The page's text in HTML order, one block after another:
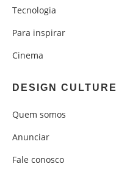
Tecnologia
Para inspirar
Cinema
DESIGN CULTURE
Quem somos
Anunciar
Fale conosco